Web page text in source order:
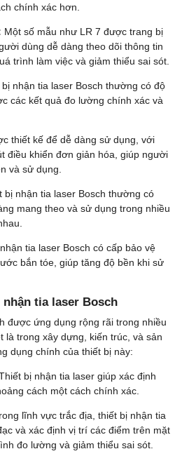
chính xác hơn.
Một số mẫu như LR 7 được trang bị
dùng dễ dàng theo dõi thông tin
trình làm việc và giảm thiểu sai sót.
nhận tia laser Bosch thường có độ
các kết quả đo lường chính xác và
thiết kế để dễ dàng sử dụng, với
điều khiển đơn giản hóa, giúp người
và sử dụng.
bị nhận tia laser Bosch thường có
mang theo và sử dụng trong nhiều
tia laser Bosch có cấp bảo vệ
bắn tóe, giúp tăng độ bền khi sử
tia laser Bosch
được ứng dụng rộng rãi trong nhiều
là trong xây dựng, kiến trúc, và sản
dụng chính của thiết bị này:
bị nhận tia laser giúp xác định
cách một cách chính xác.
lĩnh vực trắc địa, thiết bị nhận tia
và xác định vị trí các điểm trên mặt
đo lường và giảm thiểu sai sót.